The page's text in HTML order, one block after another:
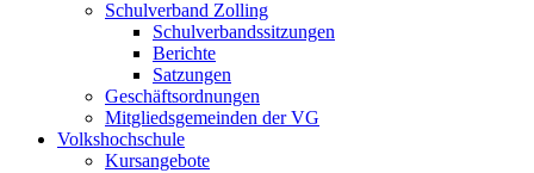
Schulverband Zolling
Schulverbandssitzungen
Berichte
Satzungen
Geschäftsordnungen
Mitgliedsgemeinden der VG
Volkshochschule
Kursangebote